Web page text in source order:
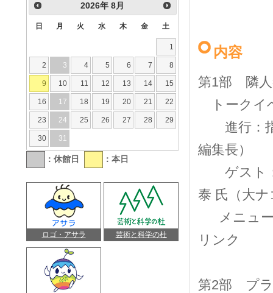
内容
第1部 隣
トーク
進行：指
編集長）
ゲスト：
泰 氏（大
メニュー
リンク
第2部 プラ
2026年8月
日 月 火 水 木 金 土
1
2 3 4 5 6 7 8
9 10 11 12 13 14 15
16 17 18 19 20 21 22
23 24 25 26 27 28 29
30 31
：休館日 ：本日
ロゴ・アサラ 芸術と科学の杜